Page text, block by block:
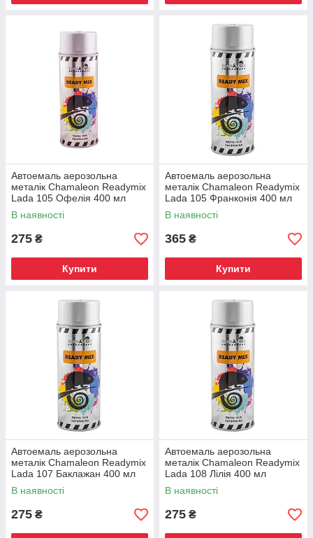
Автоемаль аерозольна
металік Chamaleon Readymix
Lada 105 Офелія 400 мл
В наявності
275 ₴
Купити
Автоемаль аерозольна
металік Chamaleon Readymix
Lada 105 Франконія 400 мл
В наявності
365 ₴
Купити
Автоемаль аерозольна
металік Chamaleon Readymix
Lada 107 Баклажан 400 мл
В наявності
275 ₴
Автоемаль аерозольна
металік Chamaleon Readymix
Lada 108 Лілія 400 мл
В наявності
275 ₴